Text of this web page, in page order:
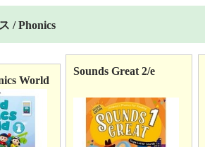
/ Phonics
World
Sounds Great 2/e